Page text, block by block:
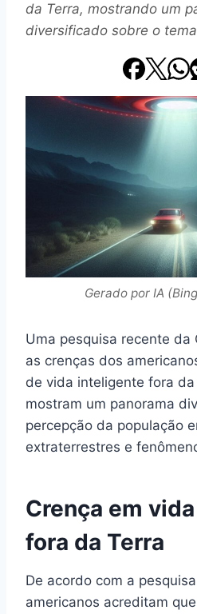
da Terra, mostrando um
diversificado sobre o
Gerado por IA
Uma pesquisa recente da
as crenças dos
de vida inteligente fora
mostram um panorama
percepção da população
extraterrestres e
Crença em
fora da Terra
De acordo com a
americanos acreditam